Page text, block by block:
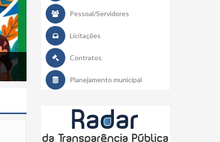
AVISO DE ABERTURA DE LICITAÇÃO
PMA/PI.
Pessoal/Servidores
Licitações
Contratos
Planejamento municipal